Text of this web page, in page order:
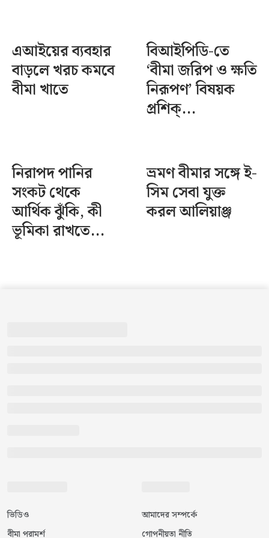
এআইয়ের ব্যবহার
বাড়লে খরচ কমবে
বীমা খাতে
বিআইপিডি-তে
‘বীমা জরিপ ও ক্ষতি
নিরূপণ’ বিষয়ক
প্রশিক্...
নিরাপদ পানির
সংকট থেকে
আর্থিক ঝুঁকি, কী
ভূমিকা রাখতে...
ভ্রমণ বীমার সঙ্গে ই-
সিম সেবা যুক্ত
করল আলিয়াঞ্জ
ভিডিও
বীমা পরামর্শ
আমাদের সম্পর্কে
গোপনীয়তা নীতি